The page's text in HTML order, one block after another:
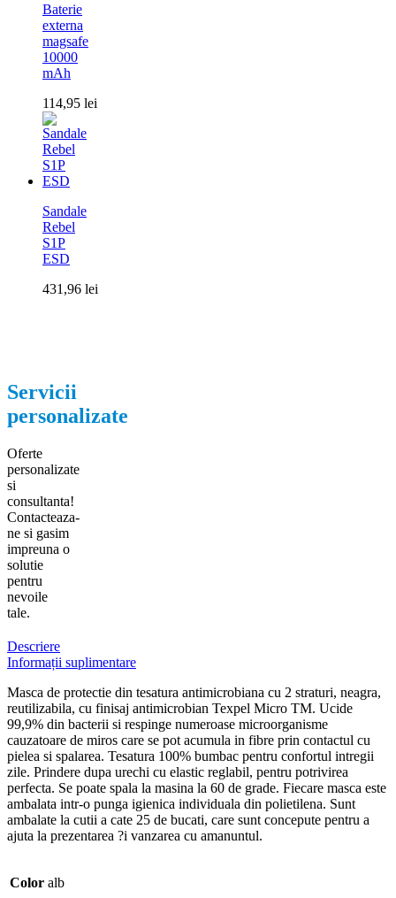
Baterie
externa
magsafe
10000
mAh
114,95 lei
Sandale
Rebel
S1P
ESD
431,96 lei
Servicii
personalizate
Oferte
personalizate
si
consultanta!
Contacteaza-
ne si gasim
impreuna o
solutie
pentru
nevoile
tale.
Descriere
Informații suplimentare
Masca de protectie din tesatura antimicrobiana cu 2 straturi, neagra,
reutilizabila, cu finisaj antimicrobian Texpel Micro TM. Ucide
99,9% din bacterii si respinge numeroase microorganisme
cauzatoare de miros care se pot acumula in fibre prin contactul cu
pielea si spalarea. Tesatura 100% bumbac pentru confortul intregii
zile. Prindere dupa urechi cu elastic reglabil, pentru potrivirea
perfecta. Se poate spala la masina la 60 de grade. Fiecare masca este
ambalata intr-o punga igienica individuala din polietilena. Sunt
ambalate la cutii a cate 25 de bucati, care sunt concepute pentru a
ajuta la prezentarea ?i vanzarea cu amanuntul.
Color alb